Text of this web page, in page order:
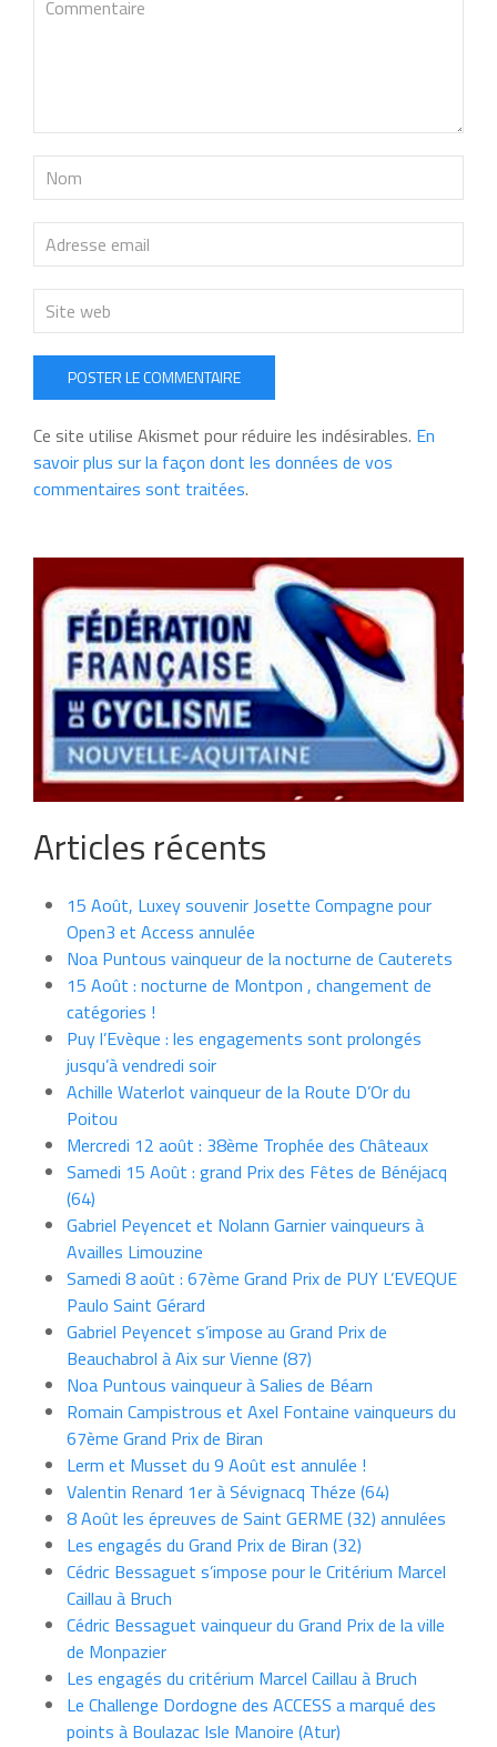
POSTER LE COMMENTAIRE
Ce site utilise Akismet pour réduire les indésirables. En
savoir plus sur la façon dont les données de vos
commentaires sont traitées.
Articles récents
15 Août, Luxey souvenir Josette Compagne pour
Open3 et Access annulée
Noa Puntous vainqueur de la nocturne de Cauterets
15 Août : nocturne de Montpon , changement de
catégories !
Puy l’Evèque : les engagements sont prolongés
jusqu’à vendredi soir
Achille Waterlot vainqueur de la Route D’Or du
Poitou
Mercredi 12 août : 38ème Trophée des Châteaux
Samedi 15 Août : grand Prix des Fêtes de Bénéjacq
(64)
Gabriel Peyencet et Nolann Garnier vainqueurs à
Availles Limouzine
Samedi 8 août : 67ème Grand Prix de PUY L’EVEQUE
Paulo Saint Gérard
Gabriel Peyencet s’impose au Grand Prix de
Beauchabrol à Aix sur Vienne (87)
Noa Puntous vainqueur à Salies de Béarn
Romain Campistrous et Axel Fontaine vainqueurs du
67ème Grand Prix de Biran
Lerm et Musset du 9 Août est annulée !
Valentin Renard 1er à Sévignacq Théze (64)
8 Août les épreuves de Saint GERME (32) annulées
Les engagés du Grand Prix de Biran (32)
Cédric Bessaguet s’impose pour le Critérium Marcel
Caillau à Bruch
Cédric Bessaguet vainqueur du Grand Prix de la ville
de Monpazier
Les engagés du critérium Marcel Caillau à Bruch
Le Challenge Dordogne des ACCESS a marqué des
points à Boulazac Isle Manoire (Atur)